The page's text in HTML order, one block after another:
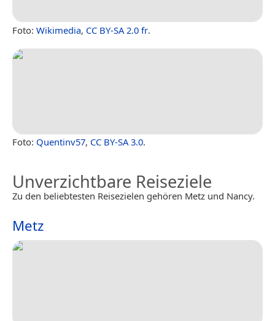
Foto: Wikimedia, CC BY-SA 2.0 fr.
Foto: Quentinv57, CC BY-SA 3.0.
Unverzichtbare Reiseziele
Zu den beliebtesten Reisezielen gehören Metz und Nancy.
Metz